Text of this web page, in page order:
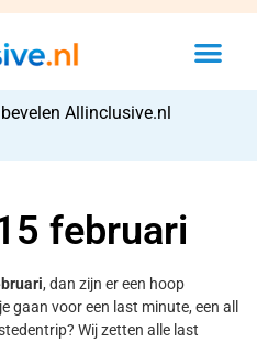
Allinclusive.nl
februari
, dan zijn er een hoop
gaan voor een last minute, een all
Wij zetten alle last